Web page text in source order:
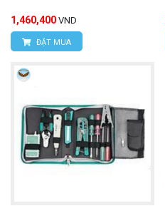
1,460,400 VND
ĐẶT MUA